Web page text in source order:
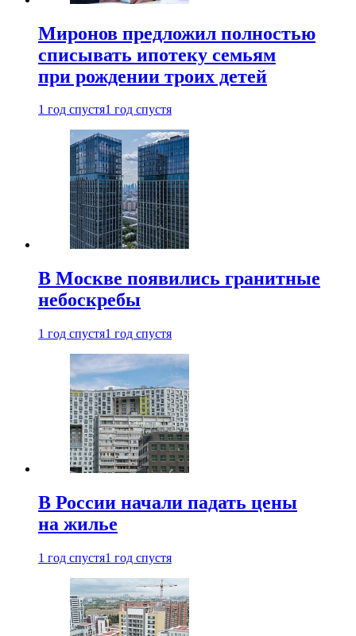
Миронов предложил полностью
списывать ипотеку семьям
при рождении троих детей
1 год спустя1 год спустя
В Москве появились гранитные
небоскребы
1 год спустя1 год спустя
В России начали падать цены
на жилье
1 год спустя1 год спустя